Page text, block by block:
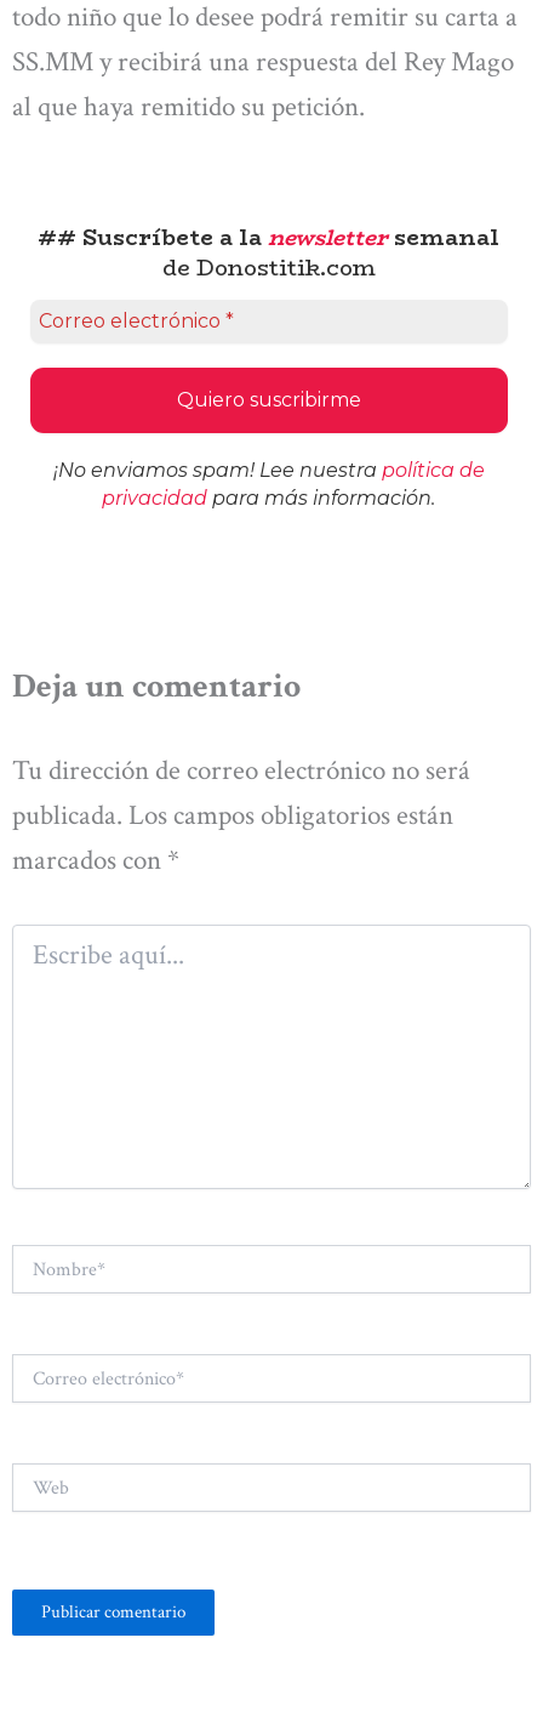
todo niño que lo desee podrá remitir su carta a
SS.MM y recibirá una respuesta del Rey Mago
al que haya remitido su petición.
## Suscríbete a lanewslettersemanal
de Donostitik.com
¡No enviamos spam! Lee nuestra política de
privacidad para más información.
Deja un comentario
Tu dirección de correo electrónico no será
publicada. Los campos obligatorios están
marcados con *
Escribe
aquí...
electrónico*